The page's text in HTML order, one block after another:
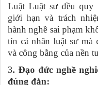
Luật Luật sư đều quy
giới hạn và trách
hành nghề sai phạm
tín cá nhân luật sư mà
và công bằng của nền
3. Đạo đức nghề
đúng đắn: